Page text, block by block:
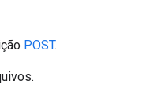
POST.